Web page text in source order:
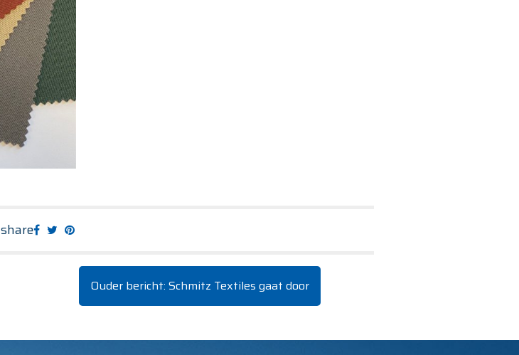
share
Ouder bericht: Schmitz Textiles gaat door